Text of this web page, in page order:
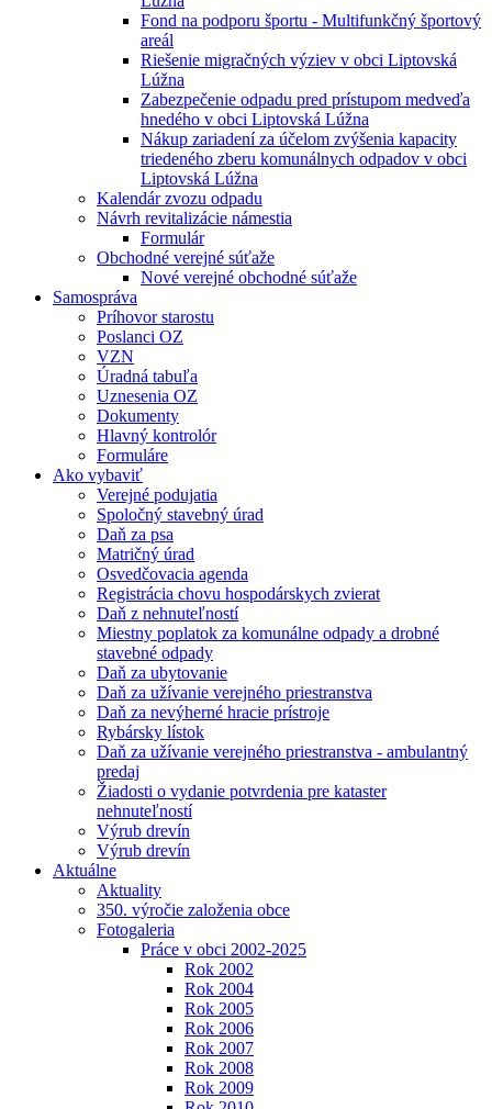
Fond na podporu športu - Multifunkčný športový
areál
Riešenie migračných výziev v obci Liptovská
Lúžna
Zabezpečenie odpadu pred prístupom medveďa
hnedého v obci Liptovská Lúžna
Nákup zariadení za účelom zvýšenia kapacity
triedeného zberu komunálnych odpadov v obci
Liptovská Lúžna
Kalendár zvozu odpadu
Návrh revitalizácie námestia
Formulár
Obchodné verejné súťaže
Nové verejné obchodné súťaže
Samospráva
Príhovor starostu
Poslanci OZ
VZN
Úradná tabuľa
Uznesenia OZ
Dokumenty
Hlavný kontrolór
Formuláre
Ako vybaviť
Verejné podujatia
Spoločný stavebný úrad
Daň za psa
Matričný úrad
Osvedčovacia agenda
Registrácia chovu hospodárskych zvierat
Daň z nehnuteľností
Miestny poplatok za komunálne odpady a drobné
stavebné odpady
Daň za ubytovanie
Daň za užívanie verejného priestranstva
Daň za nevýherné hracie prístroje
Rybársky lístok
Daň za užívanie verejného priestranstva - ambulantný
predaj
Žiadosti o vydanie potvrdenia pre kataster
nehnuteľností
Výrub drevín
Výrub drevín
Aktuálne
Aktuality
350. výročie založenia obce
Fotogaleria
Práce v obci 2002-2025
Rok 2002
Rok 2004
Rok 2005
Rok 2006
Rok 2007
Rok 2008
Rok 2009